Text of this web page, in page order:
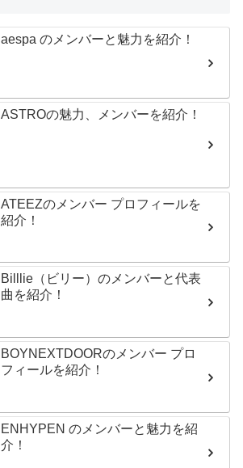
aespa のメンバーと魅力を紹介！
ASTROの魅力、メンバーを紹介！
ATEEZのメンバー プロフィールを
紹介！
Billlie（ビリー）のメンバーと代表
曲を紹介！
BOYNEXTDOORのメンバー プロ
フィールを紹介！
ENHYPEN のメンバーと魅力を紹
介！